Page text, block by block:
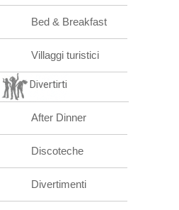
Bed & Breakfast
Villaggi turistici
Divertirti
After Dinner
Discoteche
Divertimenti